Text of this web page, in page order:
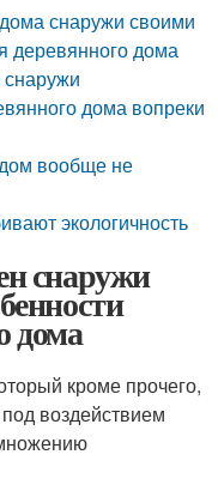
снаружи своими
деревянного дома
дома вопреки
вообще не
экологичность
снаружи
дома
кроме прочего,
воздействием